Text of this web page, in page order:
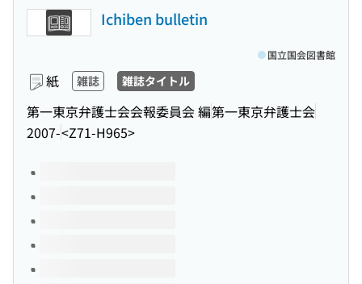
Ichiben bulletin
紙 雑誌 雑誌タイトル
第一東京弁護士会会報委員会 編第一東京弁護士会
2007-<Z71-H965>
国立国会図書館
このタイトルの巻号